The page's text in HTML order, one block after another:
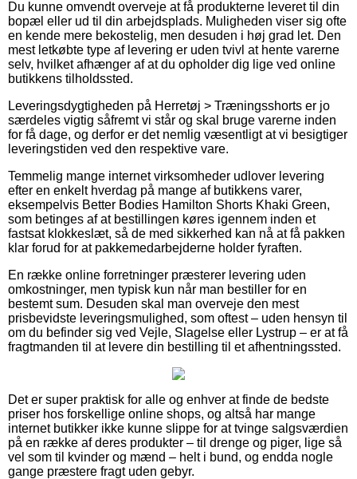
Du kunne omvendt overveje at få produkterne leveret til din
bopæl eller ud til din arbejdsplads. Muligheden viser sig ofte
en kende mere bekostelig, men desuden i høj grad let. Den
mest letkøbte type af levering er uden tvivl at hente varerne
selv, hvilket afhænger af at du opholder dig lige ved online
butikkens tilholdssted.
Leveringsdygtigheden på Herretøj > Træningsshorts er jo
særdeles vigtig såfremt vi står og skal bruge varerne inden
for få dage, og derfor er det nemlig væsentligt at vi besigtiger
leveringstiden ved den respektive vare.
Temmelig mange internet virksomheder udlover levering
efter en enkelt hverdag på mange af butikkens varer,
eksempelvis Better Bodies Hamilton Shorts Khaki Green,
som betinges af at bestillingen køres igennem inden et
fastsat klokkeslæt, så de med sikkerhed kan nå at få pakken
klar forud for at pakkemedarbejderne holder fyraften.
En række online forretninger præsterer levering uden
omkostninger, men typisk kun når man bestiller for en
bestemt sum. Desuden skal man overveje den mest
prisbevidste leveringsmulighed, som oftest – uden hensyn til
om du befinder sig ved Vejle, Slagelse eller Lystrup – er at få
fragtmanden til at levere din bestilling til et afhentningssted.
Det er super praktisk for alle og enhver at finde de bedste
priser hos forskellige online shops, og altså har mange
internet butikker ikke kunne slippe for at tvinge salgsværdien
på en række af deres produkter – til drenge og piger, lige så
vel som til kvinder og mænd – helt i bund, og endda nogle
gange præstere fragt uden gebyr.